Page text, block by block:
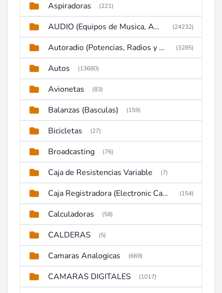
Aspiradoras (221)
AUDIO (Equipos de Musica, Amplificadores, Reproductores, Etc) (24232)
Autoradio (Potencias, Radios y DVD) (3285)
Autos (13680)
Avionetas (83)
Balanzas (Basculas) (159)
Bicicletas (27)
Broadcasting (76)
Caja de Resistencias Variable (7)
Caja Registradora (Electronic Cash Register) (154)
Calculadoras (58)
CALDERAS (5)
Camaras Analogicas (669)
CAMARAS DIGITALES (1017)